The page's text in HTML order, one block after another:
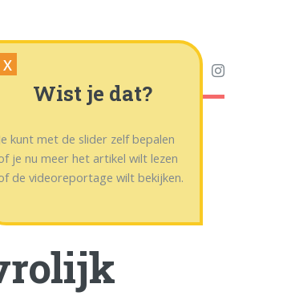
X
Wist je dat?
kunt met de slider zelf bepalen
je nu meer het artikel wilt lezen
de videoreportage wilt bekijken.